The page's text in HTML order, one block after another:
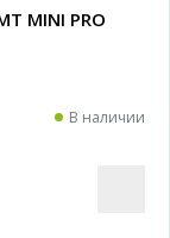
MINI PRO
В наличии